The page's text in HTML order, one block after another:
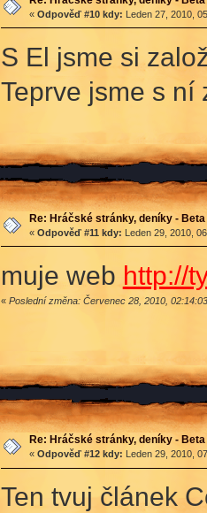
« Odpověď #10 kdy: Leden 27, 2010,
S El jsme si
Teprve jsme s
Re: Hráčské stránky, deníky - Beta
« Odpověď #11 kdy: Leden 29, 2010,
muje web http://
« Poslední změna: Červenec 28, 2010,
Re: Hráčské stránky, deníky - Beta
« Odpověď #12 kdy: Leden 29, 2010,
Ten tvuj článek